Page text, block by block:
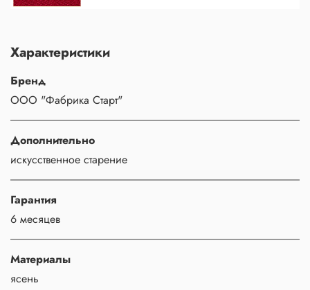
Характеристики
Бренд
ООО "Фабрика Старт"
Дополнительно
искусственное старение
Гарантия
6 месяцев
Материалы
ясень